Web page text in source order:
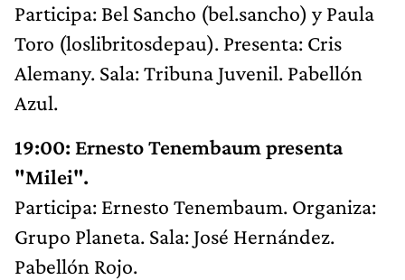
Participa: Bel Sancho (bel.sancho) y Paula
Toro (loslibritosdepau). Presenta: Cris
Alemany. Sala: Tribuna Juvenil. Pabellón
Azul.
19:00: Ernesto Tenembaum presenta
"Milei".
Participa: Ernesto Tenembaum. Organiza:
Grupo Planeta. Sala: José Hernández.
Pabellón Rojo.